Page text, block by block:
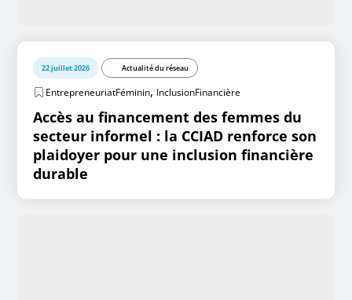
22 juillet 2026 Actualité du réseau
EntrepreneuriatFéminin, InclusionFinancière
Accès au financement des femmes du
secteur informel : la CCIAD renforce son
plaidoyer pour une inclusion financière
durable